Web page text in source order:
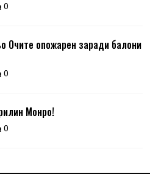
0
Очите опожарен заради балони
0
Монро!
0